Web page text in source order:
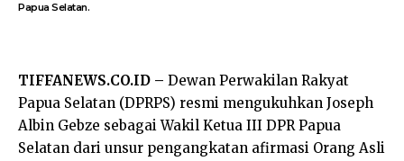
Papua Selatan.
TIFFANEWS.CO.ID – Dewan Perwakilan Rakyat
Papua Selatan (DPRPS) resmi mengukuhkan Joseph
Albin Gebze sebagai Wakil Ketua III DPR Papua
Selatan dari unsur pengangkatan afirmasi Orang Asli